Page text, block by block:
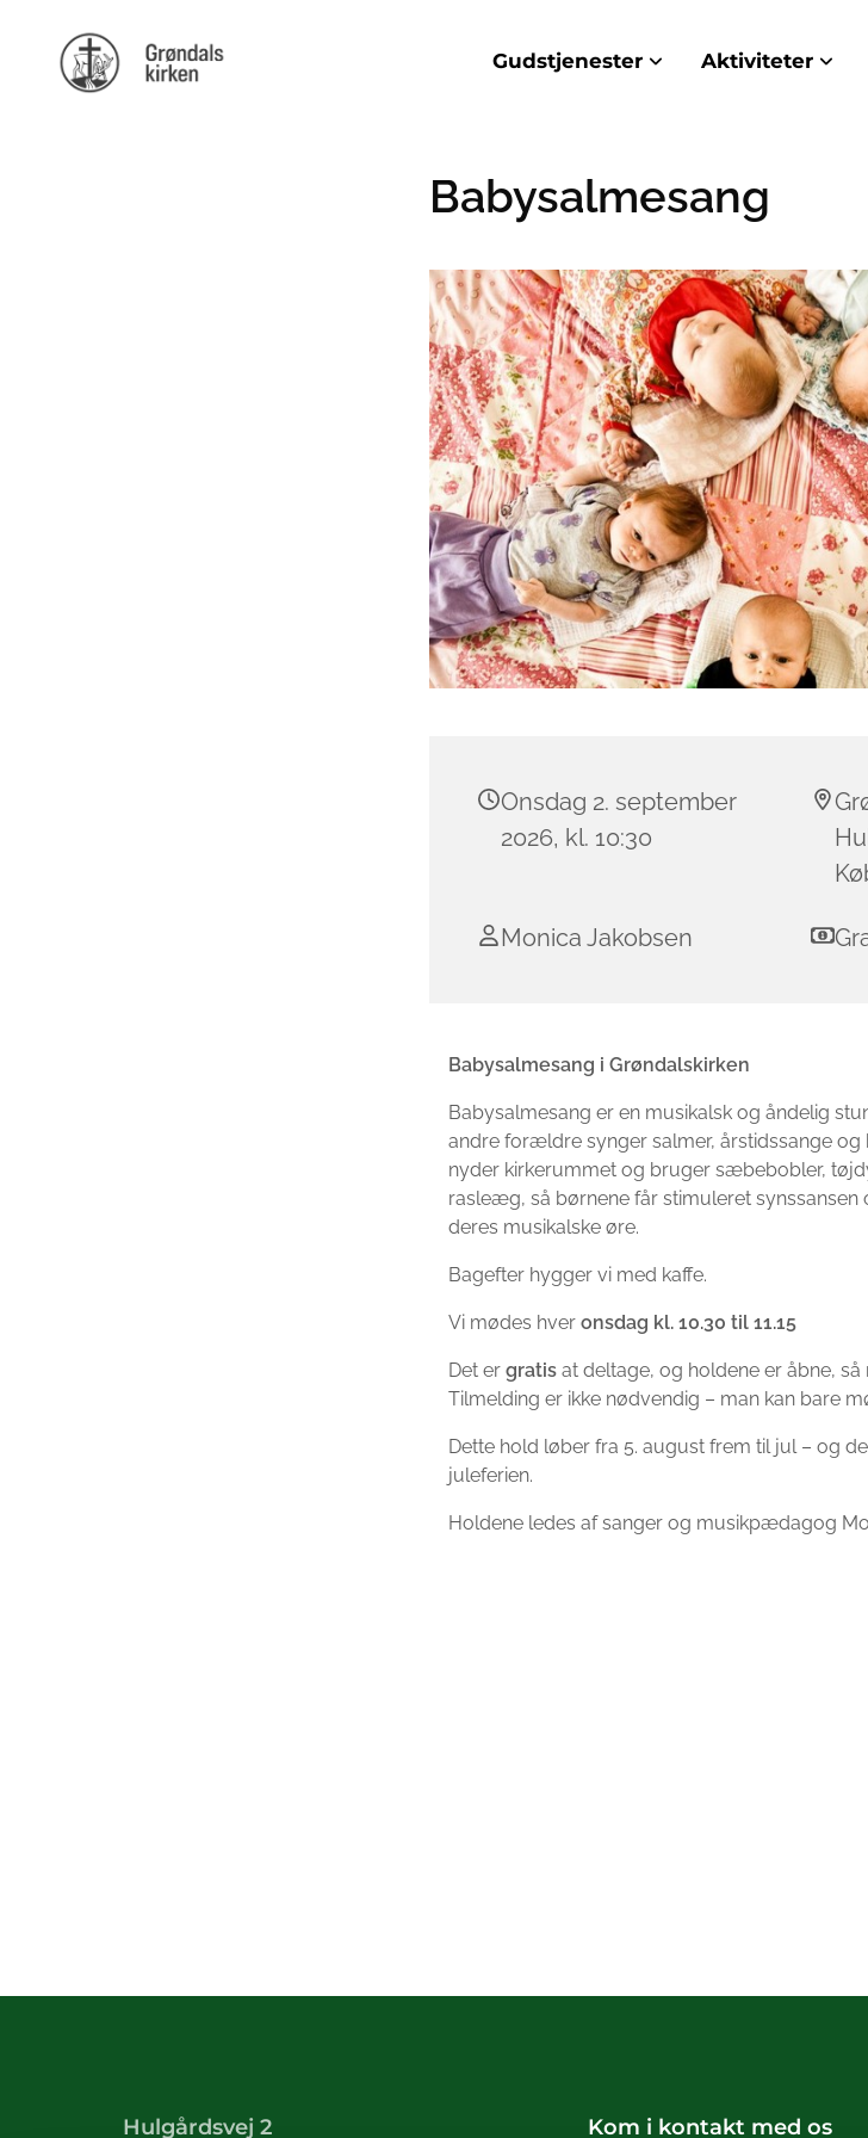
Gudstjenester Aktiviteter
Babysalmesang
Onsdag 2. september
2026, kl. 10:30
Monica Jakobsen
Babysalmesang i Grøndalskirken
Babysalmesang er en musikalsk og åndelig
andre forældre synger salmer, årstidssange og
nyder kirkerummet og bruger sæbebobler,
rasleæg, så børnene får stimuleret
deres musikalske øre.
Bagefter hygger vi med kaffe.
Vi mødes hver onsdag kl. 10.30 til 11.15
Det er gratisat deltage, og holdene er åbne, så
Tilmelding er ikke nødvendig – man kan bare
Dette hold løber fra 5. august frem til jul – og
juleferien.
Holdene ledes af sanger og musikpædagog
Hulgårdsvej 2 Kom i kontakt med os